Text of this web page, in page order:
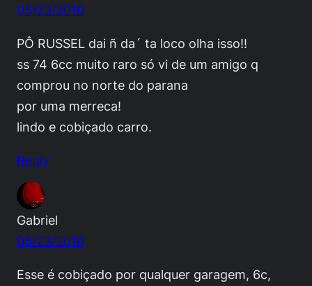
05/23/2010
PÔ RUSSEL dai ñ da´ ta loco olha isso!!
ss 74 6cc muito raro só vi de um amigo q
comprou no norte do parana
por uma merreca!
lindo e cobiçado carro.
Reply
Gabriel
05/23/2010
Esse é cobiçado por qualquer garagem, 6c,